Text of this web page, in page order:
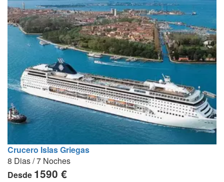
Crucero Islas Griegas
8 Dias / 7 Noches
Desde 1590 €